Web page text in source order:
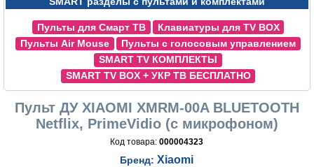
Пульты для Смарт ТВ
Клавиатуры для TV BOX
Пульты Air Mouse
Пульты с голосовым управлением
SMART TV КОМПЛЕКТЫ
SMART TV BOX + УКР ТВ БЕСПЛАТНО
Пульт ДУ XIAOMI XMRM-00A BLUETOOTH
Netflix, PrimeVidio (с микрофоном)
Код товара:000004323
Бренд:Xiaomi